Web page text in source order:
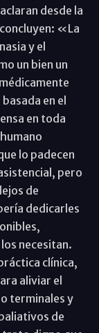
desde la
«La
y el
un bien un
en el
en toda
lo padecen
pero
de
dedicarles
necesitan.
clínica,
aliviar el
terminales y
de